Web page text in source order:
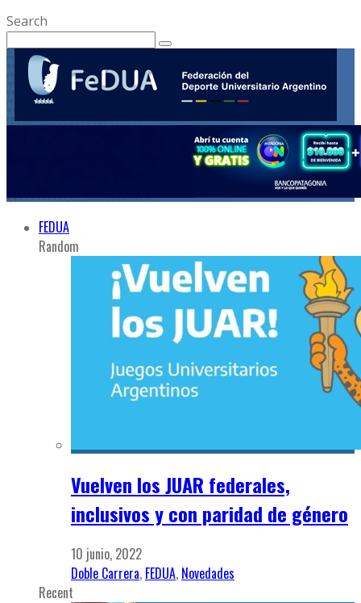
Search
FEDUA
Random
Vuelven los JUAR federales,
inclusivos y con paridad de género
10 junio, 2022
Doble Carrera, FEDUA, Novedades
Recent